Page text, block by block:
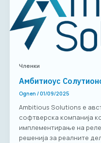
Членки
Амбитиоус
Ognen /01/09/2025
Ambitious Solutions е
софтверска компанија
имплементирање на
решенија за реалните